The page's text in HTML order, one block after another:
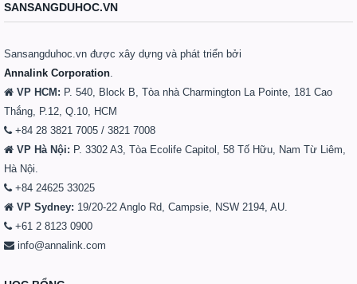
SANSANGDUHOC.VN
Sansangduhoc.vn được xây dựng và phát triển bởi
Annalink Corporation.
VP HCM: P. 540, Block B, Tòa nhà Charmington La Pointe, 181 Cao
Thắng, P.12, Q.10, HCM
+84 28 3821 7005 / 3821 7008
VP Hà Nội: P. 3302 A3, Tòa Ecolife Capitol, 58 Tố Hữu, Nam Từ Liêm,
Hà Nội.
+84 24625 33025
VP Sydney: 19/20-22 Anglo Rd, Campsie, NSW 2194, AU.
+61 2 8123 0900
info@annalink.com